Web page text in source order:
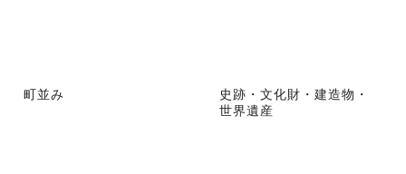
町並み
史跡・文化財・建造物・
世界遺産